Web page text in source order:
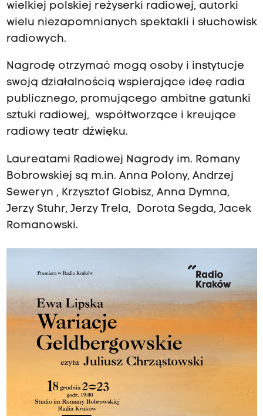
wielkiej polskiej reżyserki radiowej, autorki
wielu niezapomnianych spektakli i słuchowisk
radiowych.
Nagrodę otrzymać mogą osoby i instytucje
swoją działalnością wspierające ideę radia
publicznego, promującego ambitne gatunki
sztuki radiowej, współtworzące i kreujące
radiowy teatr dźwięku.
Laureatami Radiowej Nagrody im. Romany
Bobrowskiej są m.in. Anna Polony, Andrzej
Seweryn , Krzysztof Globisz, Anna Dymna,
Jerzy Stuhr, Jerzy Trela, Dorota Segda, Jacek
Romanowski.